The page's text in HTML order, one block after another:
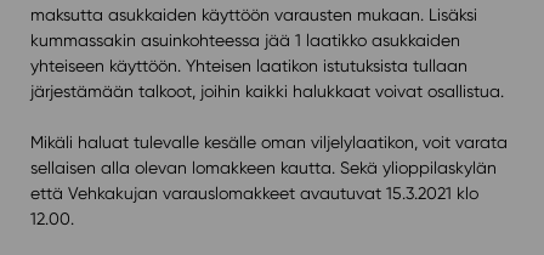
maksutta asukkaiden käyttöön varausten mukaan. Lisäksi
kummassakin asuinkohteessa jää 1 laatikko asukkaiden
yhteiseen käyttöön. Yhteisen laatikon istutuksista tullaan
järjestämään talkoot, joihin kaikki halukkaat voivat osallistua.
Mikäli haluat tulevalle kesälle oman viljelylaatikon, voit varata
sellaisen alla olevan lomakkeen kautta. Sekä ylioppilaskylän
että Vehkakujan varauslomakkeet avautuvat 15.3.2021 klo
12.00.